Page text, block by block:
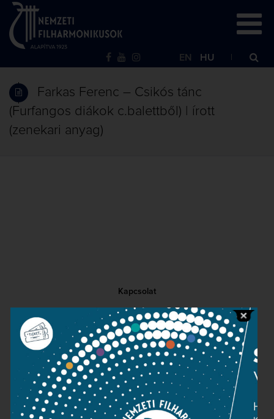
EN HU
Farkas Ferenc – Csikós tánc
(Furfangos diákok c.balettből) | írott
(zenekari anyag)
Kapcsolat
Közérdekű adatok
Sajtószoba
Adatvédelem
Impresszum